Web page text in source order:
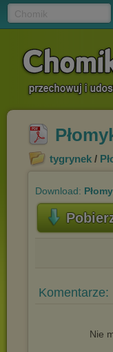
tygrynek /
Download:
Komentarze:
Nie